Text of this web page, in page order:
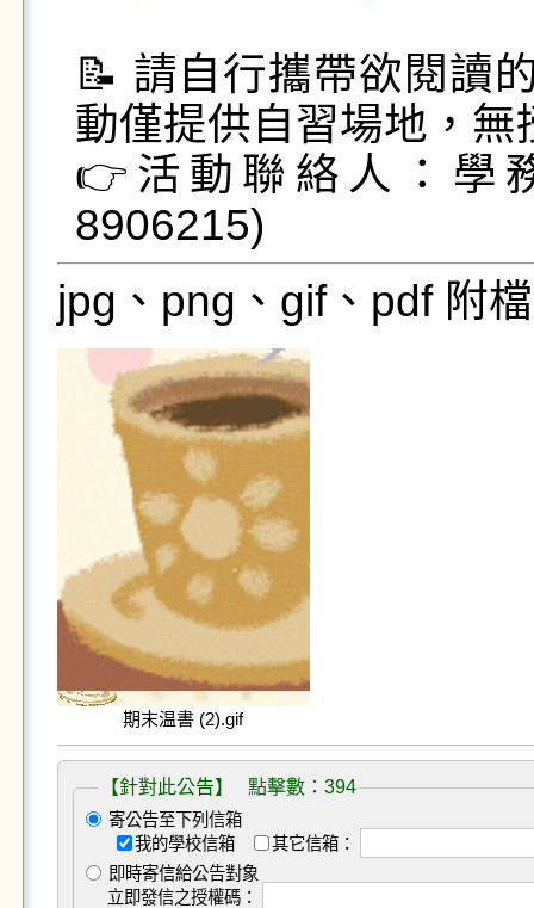
📝 請自行攜帶欲閱讀
動僅提供自習場地，無
👉活動聯絡人：學
8906215)
jpg、png、gif、pdf 附
期末温書 (2).gif
【針對此公告】 點擊數：394
寄公告至下列信箱
我的學校信箱
其它信箱：
即時寄信給公告對象
立即發信之授權碼：